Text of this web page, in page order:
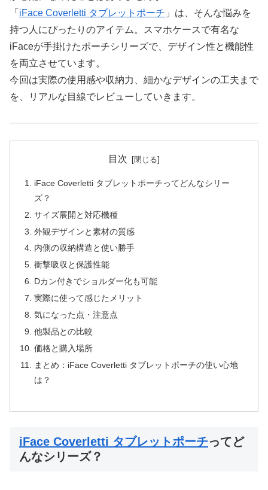
「 iFace Coverletti タブレットポーチ 」は、そんな悩みを
持つ人にぴったりのアイテム。スマホケースで有名な
iFaceが手掛けたポーチシリーズで、デザイン性と機能性
を両立させています。
今回は実際の使用感や収納力、細かなデザインの工夫まで
を、リアルな目線でレビューしていきます。
目次
iFace Coverletti タブレットポーチってどんなシリー
ズ？
サイズ展開と対応機種
外観デザインと素材の質感
内側の収納構造と使い勝手
衝撃吸収と保護性能
Dカン付きでショルダー化も可能
実際に使って感じたメリット
気になった点・注意点
他製品との比較
価格と購入場所
まとめ：iFace Coverletti タブレットポーチの使い心地
は？
iFace Coverletti タブレットポーチってど
んなシリーズ？